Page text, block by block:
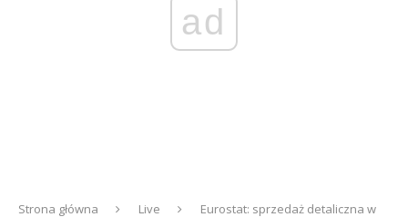
ad
Strona główna Live
Eurostat: sprzedaż detaliczna w